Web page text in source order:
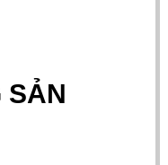
SẢN